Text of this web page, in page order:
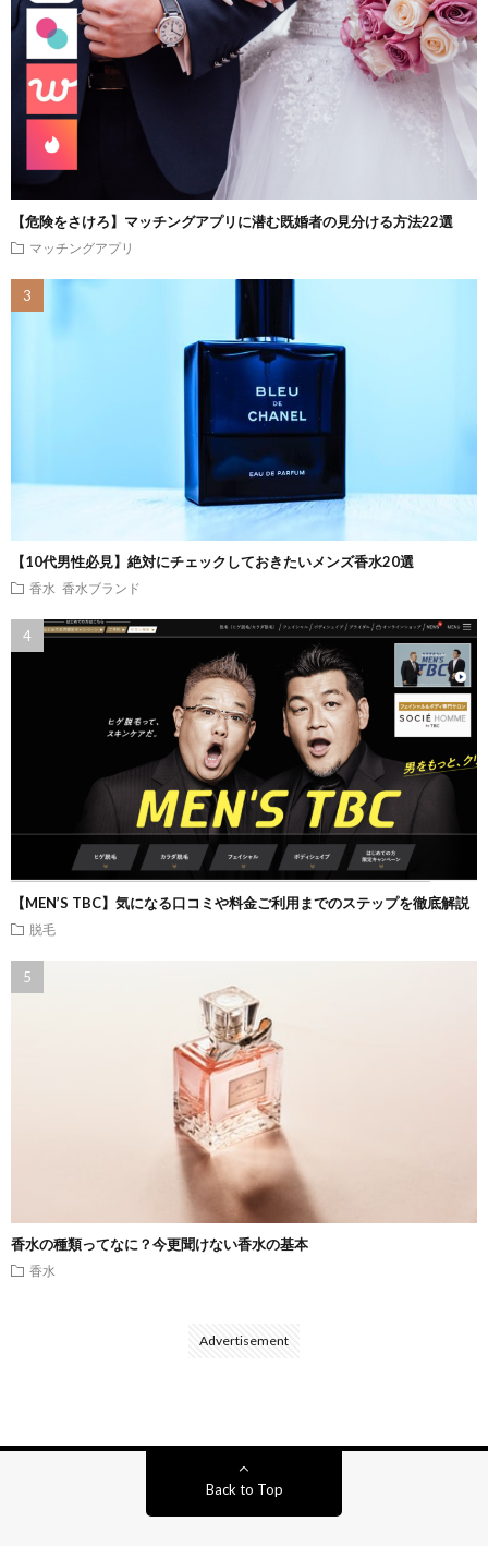
【危険をさけろ】マッチングアプリに潜む既婚者の見分ける方法22選
マッチングアプリ
【10代男性必見】絶対にチェックしておきたいメンズ香水20選
香水 香水ブランド
【MEN’S TBC】気になる口コミや料金ご利用までのステップを徹底解説
脱毛
香水の種類ってなに？今更聞けない香水の基本
香水
Advertisement
Back to Top